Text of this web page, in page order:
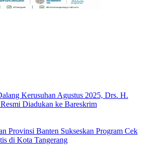
Kerusuhan Agustus 2025, Drs. H.
Diadukan ke Bareskrim
Provinsi Banten Sukseskan Program Cek
di Kota Tangerang